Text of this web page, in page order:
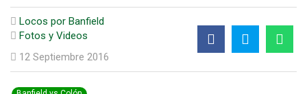
Locos por Banfield
Fotos y Videos
12 Septiembre 2016